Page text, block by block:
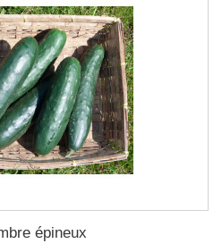
épineux